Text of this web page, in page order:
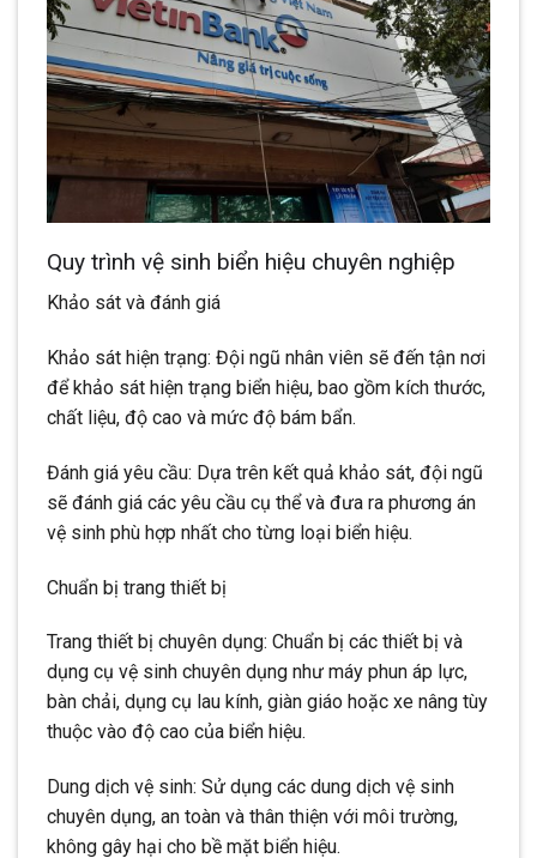
Quy trình vệ sinh biển hiệu chuyên nghiệp
Khảo sát và đánh giá
Khảo sát hiện trạng: Đội ngũ nhân viên sẽ đến tận nơi
để khảo sát hiện trạng biển hiệu, bao gồm kích thước,
chất liệu, độ cao và mức độ bám bẩn.
Đánh giá yêu cầu: Dựa trên kết quả khảo sát, đội ngũ
sẽ đánh giá các yêu cầu cụ thể và đưa ra phương án
vệ sinh phù hợp nhất cho từng loại biển hiệu.
Chuẩn bị trang thiết bị
Trang thiết bị chuyên dụng: Chuẩn bị các thiết bị và
dụng cụ vệ sinh chuyên dụng như máy phun áp lực,
bàn chải, dụng cụ lau kính, giàn giáo hoặc xe nâng tùy
thuộc vào độ cao của biển hiệu.
Dung dịch vệ sinh: Sử dụng các dung dịch vệ sinh
chuyên dụng, an toàn và thân thiện với môi trường,
không gây hại cho bề mặt biển hiệu.